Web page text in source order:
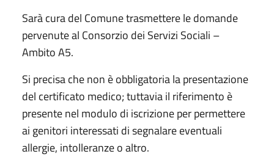
Sarà cura del Comune trasmettere le domande
pervenute al Consorzio dei Servizi Sociali –
Ambito A5.
Si precisa che non è obbligatoria la presentazione
del certificato medico; tuttavia il riferimento è
presente nel modulo di iscrizione per permettere
ai genitori interessati di segnalare eventuali
allergie, intolleranze o altro.